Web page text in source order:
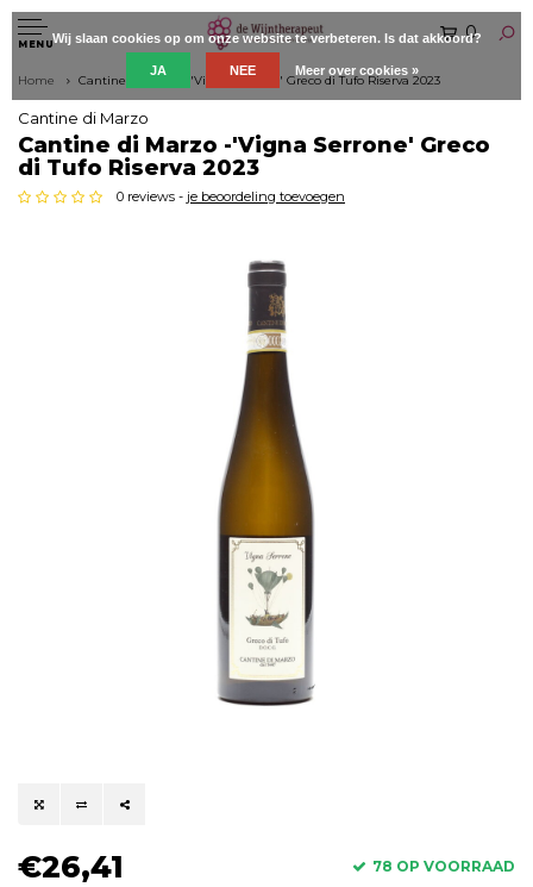
MENU
0
Home Cantine di Marzo -'Vigna Serrone' Greco di Tufo Riserva 2023
Cantine di Marzo
Cantine di Marzo -'Vigna Serrone' Greco
di Tufo Riserva 2023
0 reviews - je beoordeling toevoegen
€26,41 78 OP VOORRAAD
Wij slaan cookies op om onze website te verbeteren. Is dat akkoord?
JA NEE Meer over cookies »